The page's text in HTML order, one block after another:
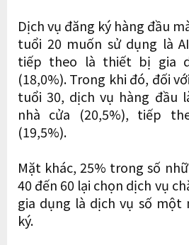
Dịch vụ đăng ký hàng đầu
tuổi 20 muốn sử dụng là
tiếp theo là thiết bị gia
(18,0%). Trong khi đó, đối
tuổi 30, dịch vụ hàng đầu
nhà cửa (20,5%), tiếp
(19,5%).
Mặt khác, 25% trong số
40 đến 60 lại chọn dịch vụ
gia dụng là dịch vụ số một
ký.